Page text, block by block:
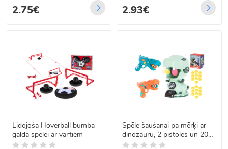
2.75€ 2.93€
Lidojoša Hoverball bumba
galda spēlei ar vārtiem
Spēle šaušanai pa mērķi ar
dinozauru, 2 pistoles un 20
putu lodītes